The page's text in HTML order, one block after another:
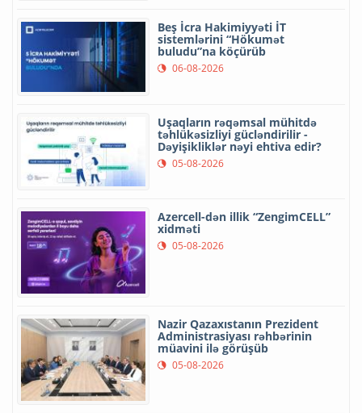
Beş İcra Hakimiyyəti İT
sistemlərini “Hökumət
buludu”na köçürüb
06-08-2026
Uşaqların rəqəmsal mühitdə
təhlükəsizliyi gücləndirilir -
Dəyişikliklər nəyi ehtiva edir?
05-08-2026
Azercell-dən illik “ZengimCELL”
xidməti
05-08-2026
Nazir Qazaxıstanın Prezident
Administrasiyası rəhbərinin
müavini ilə görüşüb
05-08-2026